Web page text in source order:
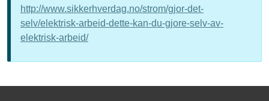
http://www.sikkerhverdag.no/strom/gjor-det-
selv/elektrisk-arbeid-dette-kan-du-gjore-selv-av-
elektrisk-arbeid/